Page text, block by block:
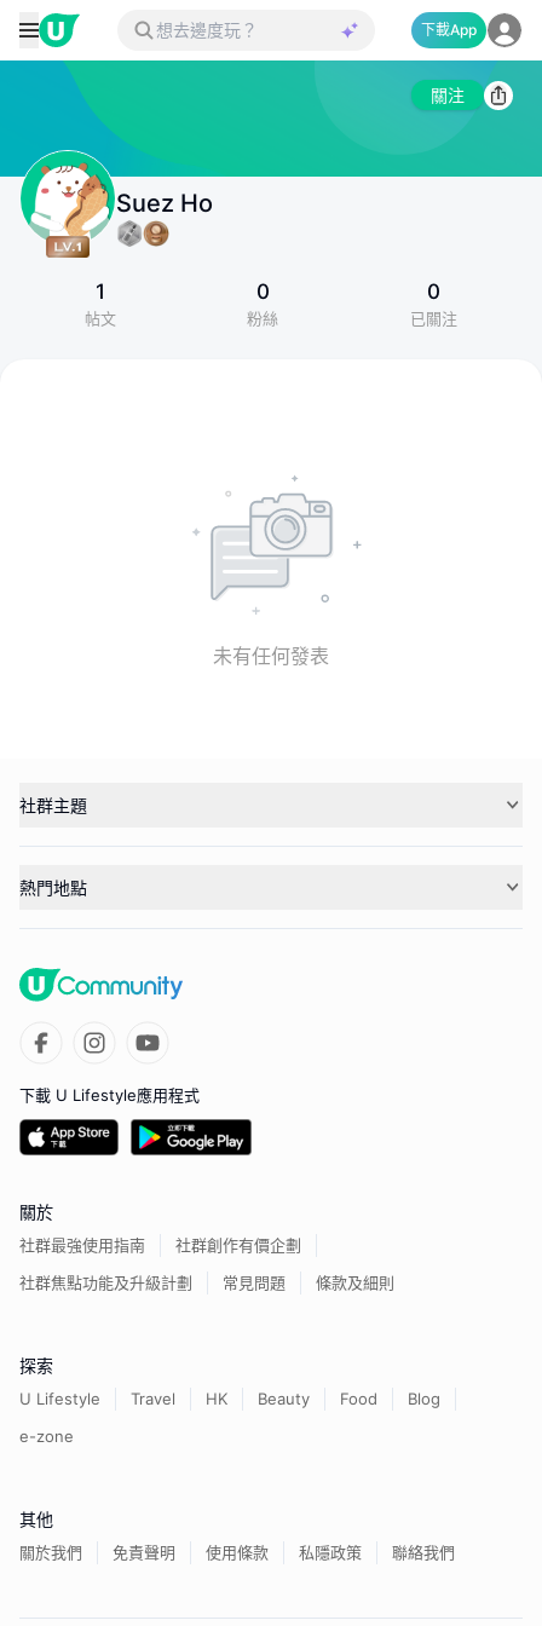
下載App
關注
Suez Ho
1
帖文
0
粉絲
0
已關注
未有任何發表
社群主題
熱門地點
下載 U Lifestyle應用程式
關於
社群最強使用指南
社群創作有價企劃
社群焦點功能及升級計劃
常見問題 條款及細則
探索
U Lifestyle Travel HK Beauty Food
Blog
e-zone
其他
關於我們 免責聲明 使用條款 私隱政策 聯絡我們